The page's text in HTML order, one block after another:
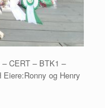
CERT – BTK1 –
og Henry